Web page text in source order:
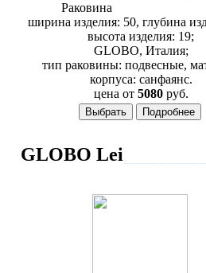
Раковина
ширина изделия: 50, глубина
высота изделия: 19;
GLOBO, Италия;
тип раковины: подвесные,
корпуса: санфаянс.
цена от5080 руб.
GLOBO Lei